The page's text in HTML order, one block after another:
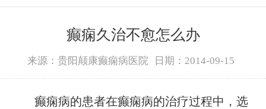
癫痫久治不愈怎么办
来源：贵阳颠康癫痫病医院 日期：2014-09-15
癫痫病的患者在癫痫病的治疗过程中，选